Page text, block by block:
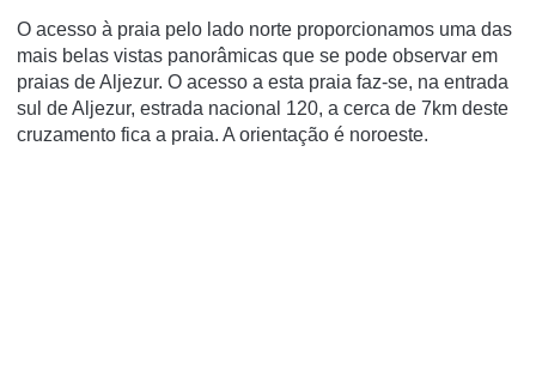
O acesso à praia pelo lado norte proporcionamos uma das
mais belas vistas panorâmicas que se pode observar em
praias de Aljezur. O acesso a esta praia faz-se, na entrada
sul de Aljezur, estrada nacional 120, a cerca de 7km deste
cruzamento fica a praia. A orientação é noroeste.